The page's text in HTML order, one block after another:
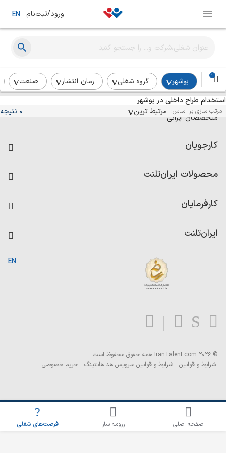
ورود/ثبت‌نام EN
1
بوشهر گروه شغلی زمان انتشار
صنعت
استخدام طراح داخلی در بوشهر
مرتب سازی بر اساس: مرتبط ترین 0 نتیجه
اطلاع‌رسانی شغلی را برای این جستجو فعال کنید
آگهی‌های استخدام و همکاری برای
متخصصان ایرانی
کارجویان
رزومه ساز
امتیاز شرکت‌ها
محصولات ایران‌تلنت
کاردیکس
کارفرمایان
ایران‌تلنت
بلاگ
EN
© 2026 IranTalent.com
همه حقوق محفوظ است.
شرایط و قوانین شرایط و قوانین سرویس هد هانتینگ حریم خصوصی
صفحه اصلی رزومه ساز فرصت‌های شغلی